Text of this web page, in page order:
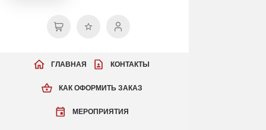
КАК ОФОРМИТЬ ЗАКАЗ
МЕРОПРИЯТИЯ
ГЛАВНАЯ КОНТАКТЫ